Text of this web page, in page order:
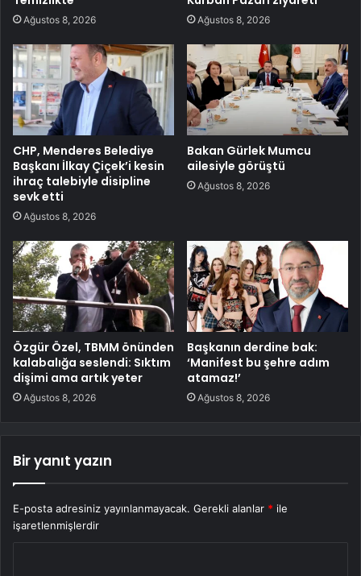
Ağustos 8, 2026 Ağustos 8, 2026
CHP, Menderes Belediye
Başkanı İlkay Çiçek’i kesin
ihraç talebiyle disipline
sevk etti
Ağustos 8, 2026
Bakan Gürlek Mumcu
ailesiyle görüştü
Ağustos 8, 2026
Özgür Özel, TBMM önünden
kalabalığa seslendi: Sıktım
dişimi ama artık yeter
Ağustos 8, 2026
Başkanın derdine bak:
‘Manifest bu şehre adım
atamaz!’
Ağustos 8, 2026
Bir yanıt yazın
E-posta adresiniz yayınlanmayacak. Gerekli alanlar * ile
işaretlenmişlerdir